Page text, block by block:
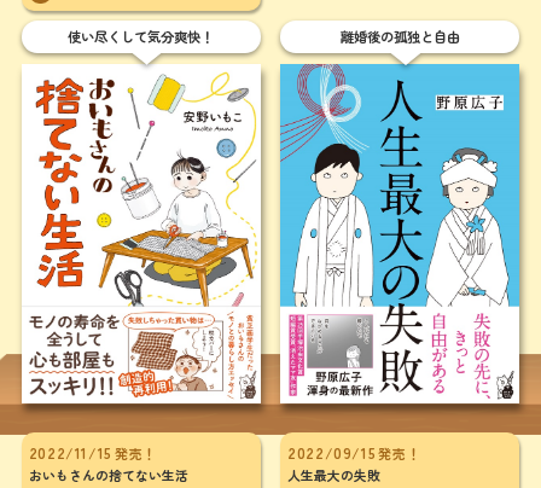
使い尽くして気分爽快！
2022/11/15 発売！
おいもさんの捨てない生活
離婚後の孤独と自由
2022/09/15 発売！
人生最大の失敗